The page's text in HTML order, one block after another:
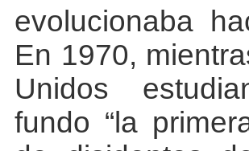
evolucionaba
En 1970,
Unidos
fundo “la